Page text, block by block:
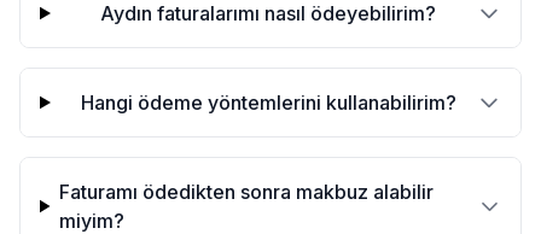
Aydın faturalarımı nasıl ödeyebilirim?
Hangi ödeme yöntemlerini kullanabilirim?
Faturamı ödedikten sonra makbuz alabilir
miyim?